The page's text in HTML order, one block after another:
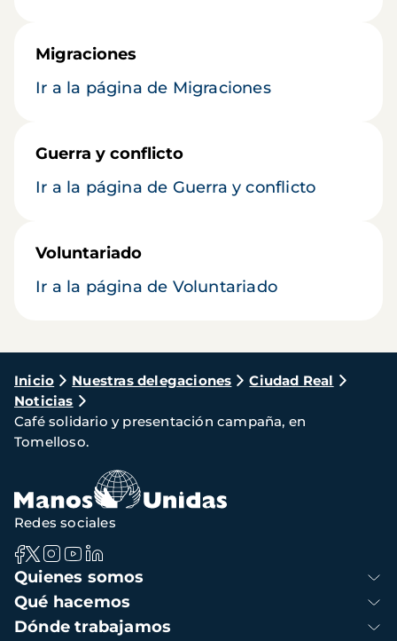
Migraciones
Ir a la página de Migraciones
Guerra y conflicto
Ir a la página de Guerra y conflicto
Voluntariado
Ir a la página de Voluntariado
Ruta
de
navegación
Inicio Nuestras delegaciones
Ciudad Real
Noticias
Café solidario y presentación campaña, en
Tomelloso.
Navegación
principal
Quienes somos
Qué hacemos
Dónde trabajamos
Redes sociales